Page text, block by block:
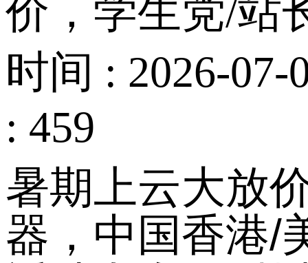
价，学生党/站
时间 : 2026-07-
: 459
暑期上云大放
器，中国香港/